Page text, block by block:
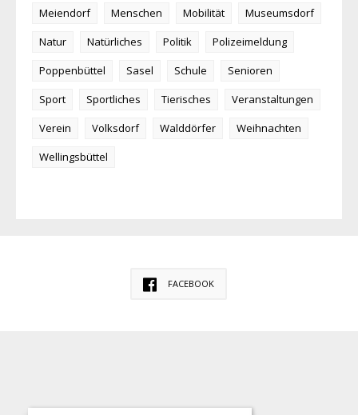
Meiendorf
Menschen Mobilität
Museumsdorf
Natur
Natürliches Politik
Polizeimeldung
Poppenbüttel
Sasel Schule
Senioren
Sport
Sportliches Tierisches
Veranstaltungen
Verein
Volksdorf Walddörfer
Weihnachten
Wellingsbüttel
FACEBOOK